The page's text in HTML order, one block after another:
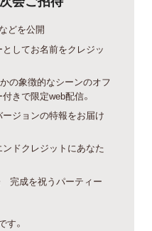
どを公開
してお名前をクレジッ
の象徴的なシーンのオフ
きで限定web配信。
ジョンの特報をお届け
ンドクレジットにあなた
完成を祝うパーティー
。